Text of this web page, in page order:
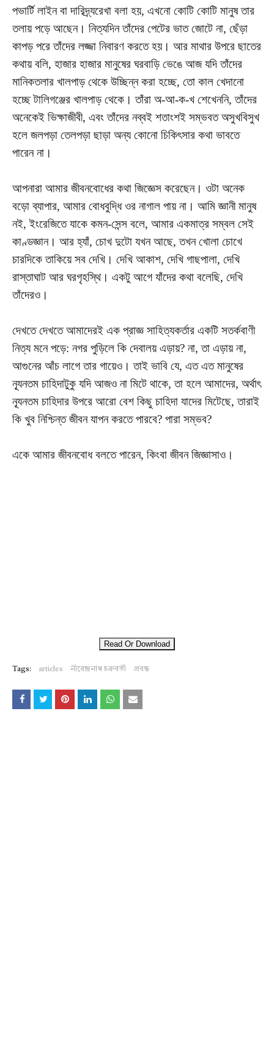
পভার্টি লাইন বা দারিদ্র্যরেখা বলা হয়, এখনো কোটি কোটি মানুষ তার
তলায় পড়ে আছেন। নিত্যদিন তাঁদের পেটের ভাত জোটে না, ছেঁড়া
কাপড় পরে তাঁদের লজ্জা নিবারণ করতে হয়। আর মাথার উপরে ছাতের
কথায় বলি, হাজার হাজার মানুষের ঘরবাড়ি ভেঙে আজ যদি তাঁদের
মানিকতলার খালপাড় থেকে উচ্ছিন্ন করা হচ্ছে, তো কাল খেদানো
হচ্ছে টালিগঞ্জের খালপাড় থেকে। তাঁরা অ-আ-ক-খ শেখেননি, তাঁদের
অনেকেই ভিক্ষাজীবী, এবং তাঁদের নব্বই শতাংশই সম্ভবত অসুখবিসুখ
হলে জলপড়া তেলপড়া ছাড়া অন্য কোনো চিকিৎসার কথা ভাবতে
পারেন না।
আপনারা আমার জীবনবোধের কথা জিজ্ঞেস করেছেন। ওটা অনেক
বড়ো ব্যাপার, আমার বোধবুদ্ধি ওর নাগাল পায় না। আমি জ্ঞানী মানুষ
নই, ইংরেজিতে যাকে কমন-সেন্স বলে, আমার একমাত্র সম্বল সেই
কাণ্ডজ্ঞান। আর হ্যাঁ, চোখ দুটো যখন আছে, তখন খোলা চোখে
চারদিকে তাকিয়ে সব দেখি। দেখি আকাশ, দেখি গাছপালা, দেখি
রাস্তাঘাট আর ঘরগৃহস্থি। একটু আগে যাঁদের কথা বলেছি, দেখি
তাঁদেরও।
দেখতে দেখতে আমাদেরই এক প্রাজ্ঞ সাহিত্যকর্তার একটি সতর্কবাণী
নিত্য মনে পড়ে: নগর পুড়িলে কি দেবালয় এড়ায়? না, তা এড়ায় না,
আগুনের আঁচ লাগে তার গায়েও। তাই ভাবি যে, এত এত মানুষের
নূ্যনতম চাহিদাটুকু যদি আজও না মিটে থাকে, তা হলে আমাদের, অর্থাৎ
নূ্যনতম চাহিদার উপরে আরো বেশ কিছু চাহিদা যাদের মিটেছে, তারাই
কি খুব নিশ্চিন্ত জীবন যাপন করতে পারবে? পারা সম্ভব?
একে আমার জীবনবোধ বলতে পারেন, কিংবা জীবন জিজ্ঞাসাও।
Read Or Download
Tags: articles নীরেন্দ্রনাথ চক্রবর্তী প্রবন্ধ